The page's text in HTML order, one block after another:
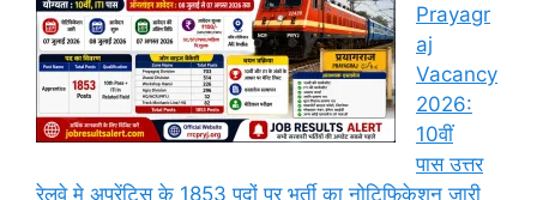
Prayagr
aj
Vacancy
2026:
10वीं
पास उत्तर
रेलवे मे अप्रेंटिस के 1853 पदों पर भर्ती का नोटिफिकेशन जारी